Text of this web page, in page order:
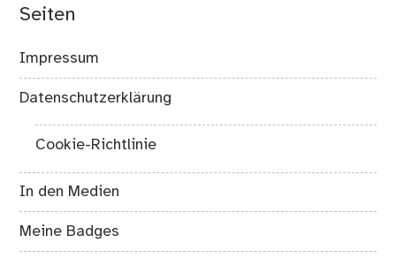
Seiten
Impressum
Datenschutzerklärung
Cookie-Richtlinie
In den Medien
Meine Badges